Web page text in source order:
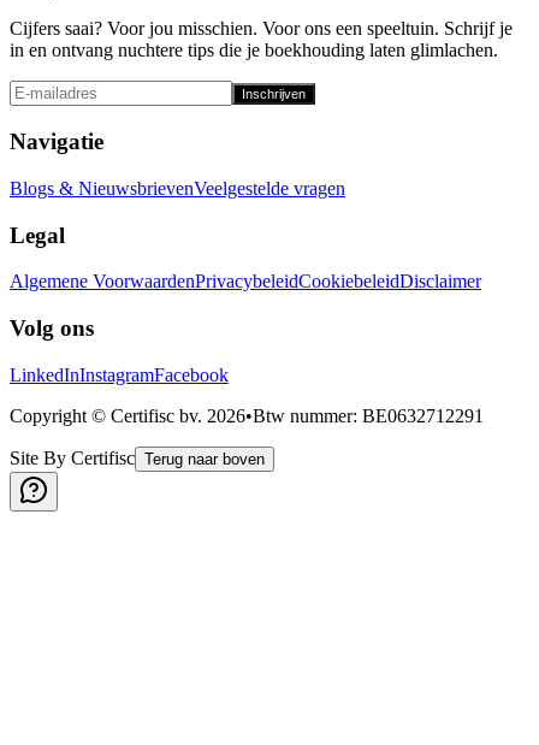
Cijfers saai? Voor jou misschien. Voor ons een speeltuin. Schrijf je
in en ontvang nuchtere tips die je boekhouding laten glimlachen.
Inschrijven
Navigatie
Blogs & NieuwsbrievenVeelgestelde vragen
Legal
Algemene VoorwaardenPrivacybeleidCookiebeleidDisclaimer
Volg ons
LinkedInInstagramFacebook
Copyright © Certifisc bv. 2026•Btw nummer: BE0632712291
Site By Certifisc Terug naar boven